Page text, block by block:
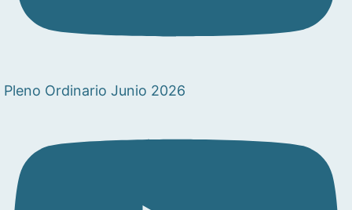
Pleno Ordinario Junio 2026